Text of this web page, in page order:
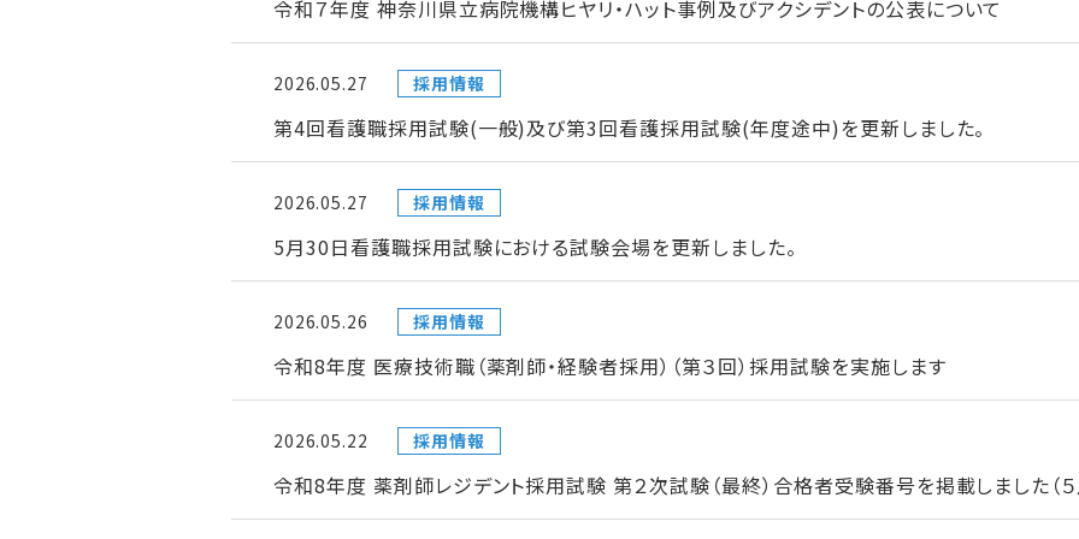
令和７年度 神奈川県立病院機構ヒヤリ・ハット事例及びアクシデントの公表について
2026.05.27 採用情報
第4回看護職採用試験(一般)及び第3回看護採用試験(年度途中)を更新しました。
2026.05.27 採用情報
5月30日看護職採用試験における試験会場を更新しました。
2026.05.26 採用情報
令和8年度 医療技術職（薬剤師・経験者採用）（第３回）採用試験を実施します
2026.05.22 採用情報
令和8年度 薬剤師レジデント採用試験 第２次試験（最終）合格者受験番号を掲載しました（